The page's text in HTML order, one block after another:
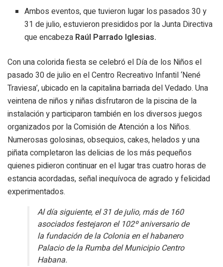
Ambos eventos, que tuvieron lugar los pasados 30 y
31 de julio, estuvieron presididos por la Junta Directiva
que encabeza Raúl Parrado Iglesias.
Con una colorida fiesta se celebró el Día de los Niños el
pasado 30 de julio en el Centro Recreativo Infantil ‘Nené
Traviesa’, ubicado en la capitalina barriada del Vedado. Una
veintena de niños y niñas disfrutaron de la piscina de la
instalación y participaron también en los diversos juegos
organizados por la Comisión de Atención a los Niños.
Numerosas golosinas, obsequios, cakes, helados y una
piñata completaron las delicias de los más pequeños
quienes pidieron continuar en el lugar tras cuatro horas de
estancia acordadas, señal inequívoca de agrado y felicidad
experimentados.
Al día siguiente, el 31 de julio, más de 160
asociados festejaron el 102º aniversario de
la fundación de la Colonia en el habanero
Palacio de la Rumba del Municipio Centro
Habana.